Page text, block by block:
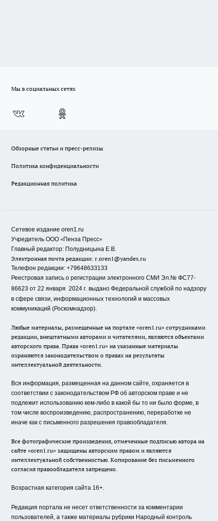
Мы в социальных сетях
Обзорные статьи и пресс-релизы
Политика конфиденциальности
Редакционная политика
Сетевое издание oren1.ru
Учредитель ООО «Пенза Пресс»
Главный редактор: Полудницына Е.В.
Электронная почта редакции: r.oren1@yandex.ru
Телефон редакции: +79648633133
Реестровая запись о регистрации электронного СМИ Эл.№ ФС77-
86623 от 22 января 2024 г. выдано Федеральной службой по надзору
в сфере связи, информационных технологий и массовых
коммуникаций (Роскомнадзор).
Любые материалы, размещенные на портале «oren1.ru» сотрудниками
редакции, внештатными авторами и читателями, являются объектами
авторского права. Права «oren1.ru» на указанные материалы
охраняются законодательством о правах на результаты
интеллектуальной деятельности.
Вся информация, размещенная на данном сайте, охраняется в
соответствии с законодательством РФ об авторском праве и не
подлежит использованию кем-либо в какой бы то ни было форме, в
том числе воспроизведению, распространению, переработке не
иначе как с письменного разрешения правообладателя.
Все фотографические произведения, отмеченные подписью автора на
сайте «oren1.ru» защищены авторским правом и являются
интеллектуальной собственностью. Копирование без письменного
согласия правообладателя запрещено.
Возрастная категория сайта 16+.
Редакция портала не несет ответственности за комментарии
пользователей, а также материалы рубрики Народный контроль